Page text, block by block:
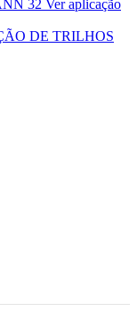
32 Ver aplicação
DE TRILHOS